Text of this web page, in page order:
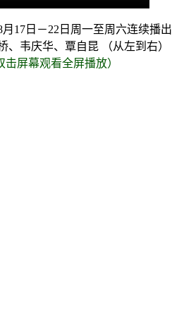
17日－22日周一至周六连续播出
、韦庆华、覃自昆 （从左到右）
击屏幕观看全屏播放）